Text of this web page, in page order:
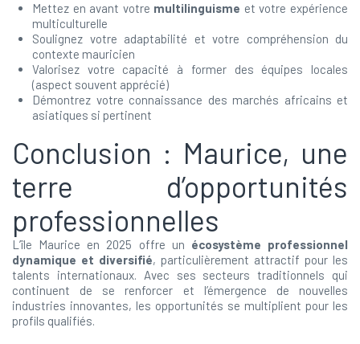
Mettez en avant votre multilinguisme et votre expérience
multiculturelle
Soulignez votre adaptabilité et votre compréhension du
contexte mauricien
Valorisez votre capacité à former des équipes locales
(aspect souvent apprécié)
Démontrez votre connaissance des marchés africains et
asiatiques si pertinent
Conclusion : Maurice, une
terre d’opportunités
professionnelles
L’île Maurice en 2025 offre un écosystème professionnel
dynamique et diversifié, particulièrement attractif pour les
talents internationaux. Avec ses secteurs traditionnels qui
continuent de se renforcer et l’émergence de nouvelles
industries innovantes, les opportunités se multiplient pour les
profils qualifiés.